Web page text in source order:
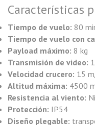
Características
Tiempo de vuelo: 80
Tiempo de vuelo con
Payload máximo: 8 kg
Transmisión de video:
Velocidad crucero: 15
Altitud máxima: 4500
Resistencia al viento:
Protección: IP54
Diseño plegable: